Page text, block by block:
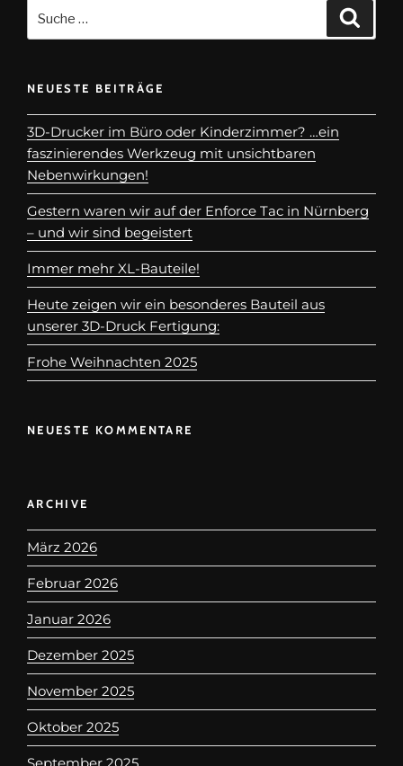
NEUESTE BEITRÄGE
3D-Drucker im Büro oder Kinderzimmer? …ein
faszinierendes Werkzeug mit unsichtbaren
Nebenwirkungen!
Gestern waren wir auf der Enforce Tac in Nürnberg
– und wir sind begeistert
Immer mehr XL-Bauteile!
Heute zeigen wir ein besonderes Bauteil aus
unserer 3D-Druck Fertigung:
Frohe Weihnachten 2025
NEUESTE KOMMENTARE
ARCHIVE
März 2026
Februar 2026
Januar 2026
Dezember 2025
November 2025
Oktober 2025